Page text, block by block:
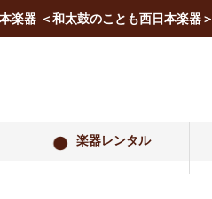
楽器 ＜和太鼓のことも西日本楽器＞
楽器レンタル